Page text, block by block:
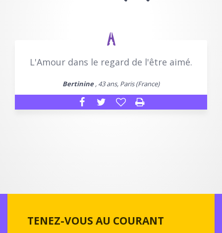
L'Amour dans le regard de l'être aimé.
Bertinine, 43 ans, Paris (France)
TENEZ-VOUS AU COURANT